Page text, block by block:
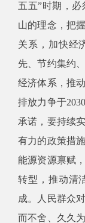
五五”时期，
山的理念，把
关系，加快经
先、节约集约
经济体系，推
排放力争于
承诺，要持续
有力的政策措
能源资源禀赋
转型，推动清
成。人民群众
而不舍、久久